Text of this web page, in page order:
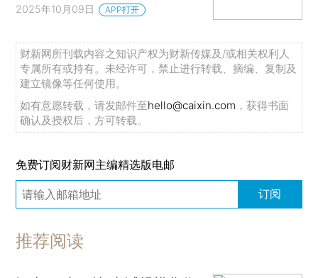
2025年10月09日 APP打开
财新网所刊载内容之知识产权为财新传媒及/或相关权利人
专属所有或持有。未经许可，禁止进行转载、摘编、复制及
建立镜像等任何使用。
如有意愿转载，请发邮件至hello@caixin.com ，获得书面
确认及授权后，方可转载。
免费订阅财新网主编精选版电邮
订阅
推荐阅读